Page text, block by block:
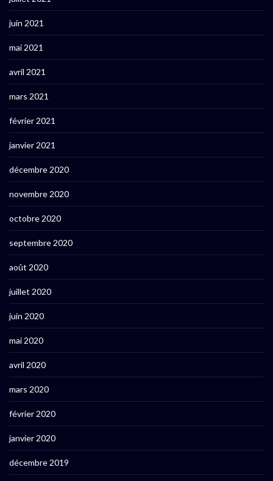
juin 2021
mai 2021
avril 2021
mars 2021
février 2021
janvier 2021
décembre 2020
novembre 2020
octobre 2020
septembre 2020
août 2020
juillet 2020
juin 2020
mai 2020
avril 2020
mars 2020
février 2020
janvier 2020
décembre 2019